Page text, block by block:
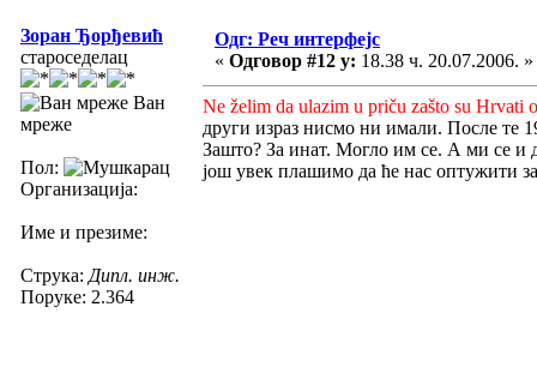
Зоран Ђорђевић
староседелац
Ван
мреже
Пол:
Организација:
Име и презиме:
Струка: Дипл. инж.
Поруке: 2.364
Одг: Реч интерфејс
« Одговор #12 у: 18.38 ч. 20.07.2006. »
Ne želim da ulazim u priču zašto su Hrvati
други израз нисмо ни имали. После те
Зашто? За инат. Могло им се. А ми се и
још увек плашимо да ће нас оптужити